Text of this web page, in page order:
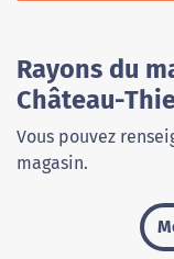
Rayons du
Château-
Vous pouvez
magasin.